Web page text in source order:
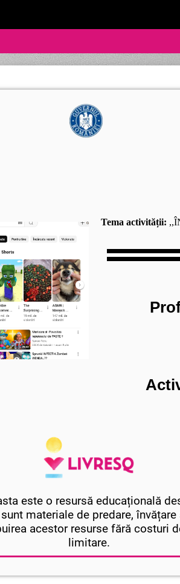
Tema activității:
este o resursă educațională
materiale de predare,
acestor resurse fără costuri
limitare.